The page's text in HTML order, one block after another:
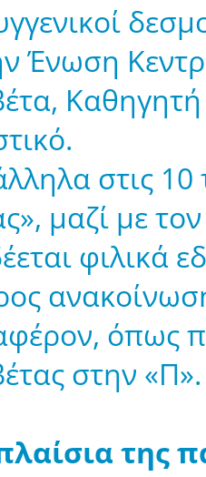
Ένωση
Καθηγητή
στις
μαζί με
φιλικά
όπως
στην «Π».
της